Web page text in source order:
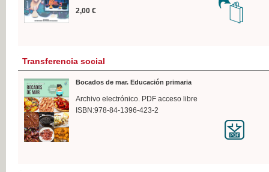
2,00 €
Transferencia social
Bocados de mar. Educación primaria
Archivo electrónico. PDF acceso libre
ISBN:978-84-1396-423-2